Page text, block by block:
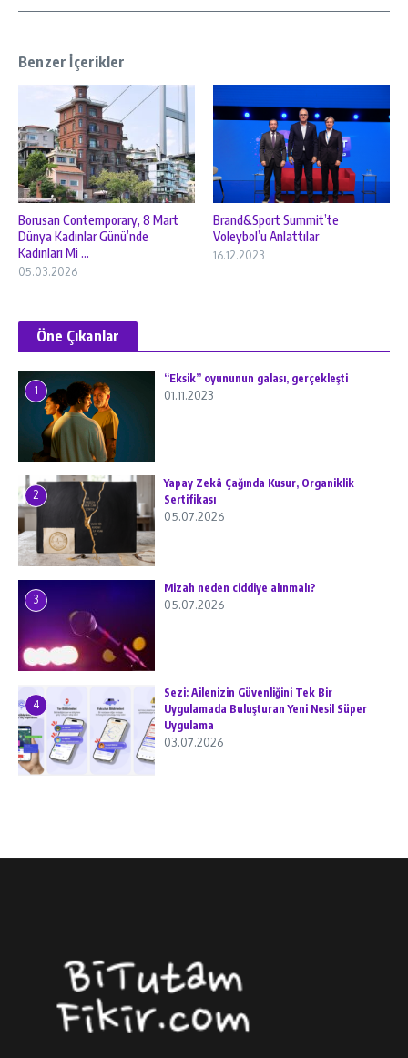
Benzer İçerikler
Borusan Contemporary, 8 Mart
Dünya Kadınlar Günü’nde
Kadınları Mi ...
05.03.2026
Brand&Sport Summit’te
Voleybol’u Anlattılar
16.12.2023
Öne Çıkanlar
1
“Eksik” oyununun galası, gerçekleşti
01.11.2023
2
Yapay Zekâ Çağında Kusur, Organiklik
Sertifikası
05.07.2026
3
Mizah neden ciddiye alınmalı?
05.07.2026
4
Sezi: Ailenizin Güvenliğini Tek Bir
Uygulamada Buluşturan Yeni Nesil Süper
Uygulama
03.07.2026